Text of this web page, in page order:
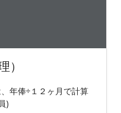
）
年俸÷１２ヶ月で計算
)